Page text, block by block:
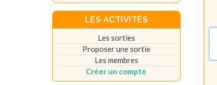
LES ACTIVITÉS
Les sorties
Proposer une sortie
Les membres
Créer un compte